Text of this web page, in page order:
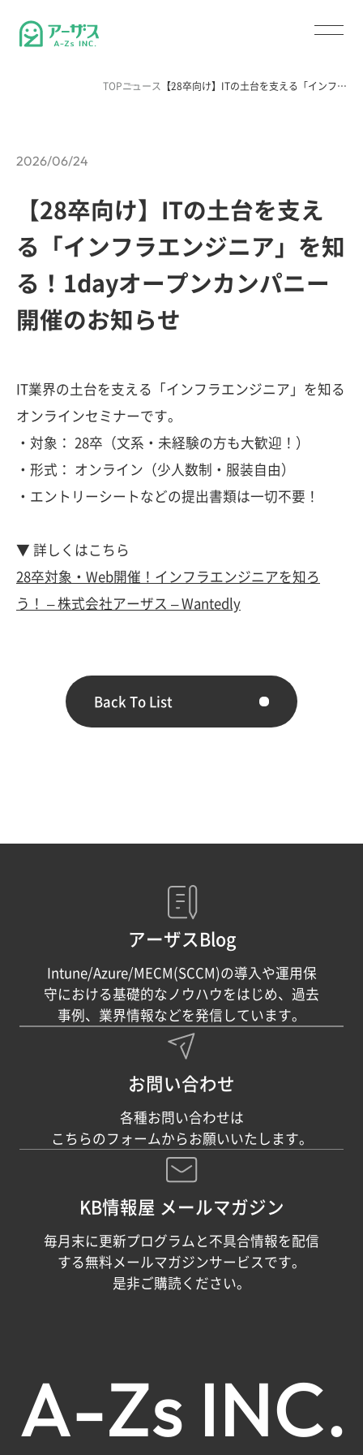
TOPニュース 【28卒向け】ITの土台を支える「インフ…
2026/06/24
【28卒向け】ITの土台を支え
る「インフラエンジニア」を知
る！1dayオープンカンパニー
開催のお知らせ
IT業界の土台を支える「インフラエンジニア」を知る
オンラインセミナーです。
・対象： 28卒（文系・未経験の方も大歓迎！）
・形式： オンライン（少人数制・服装自由）
・エントリーシートなどの提出書類は一切不要！
▼ 詳しくはこちら
28卒対象・Web開催！インフラエンジニアを知ろ
う！ – 株式会社アーザス – Wantedly
Back To List
アーザスBlog
Intune/Azure/MECM(SCCM)の導入や運用保
守における基礎的なノウハウをはじめ、過去
事例、業界情報などを発信しています。
お問い合わせ
各種お問い合わせは
こちらのフォームからお願いいたします。
KB情報屋 メールマガジン
毎月末に更新プログラムと不具合情報を配信
する無料メールマガジンサービスです。
是非ご購読ください。
A-Zs INC.